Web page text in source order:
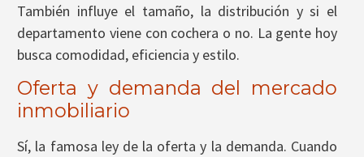
También influye el tamaño, la distribución y si el
departamento viene con cochera o no. La gente hoy
busca comodidad, eficiencia y estilo.
Oferta y demanda del mercado
inmobiliario
Sí, la famosa ley de la oferta y la demanda. Cuando